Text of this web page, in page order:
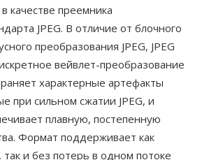
качестве преемника
JPEG. В отличие от блочного
преобразования JPEG, JPEG
вейвлет-преобразование
характерные артефакты
при сильном сжатии JPEG, и
плавную, постепенную
Формат поддерживает как
и без потерь в одном потоке